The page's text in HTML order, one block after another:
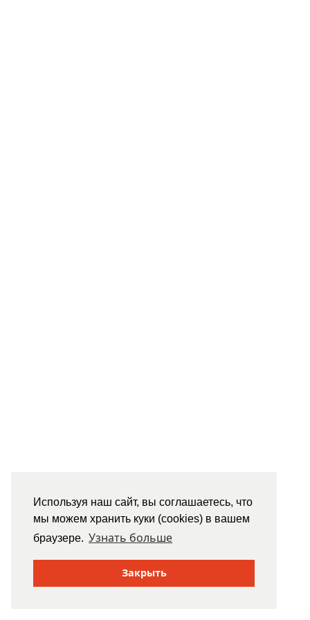
Используя наш сайт, вы соглашаетесь, что
мы можем хранить куки (cookies) в вашем
браузере. Узнать больше
Закрыть